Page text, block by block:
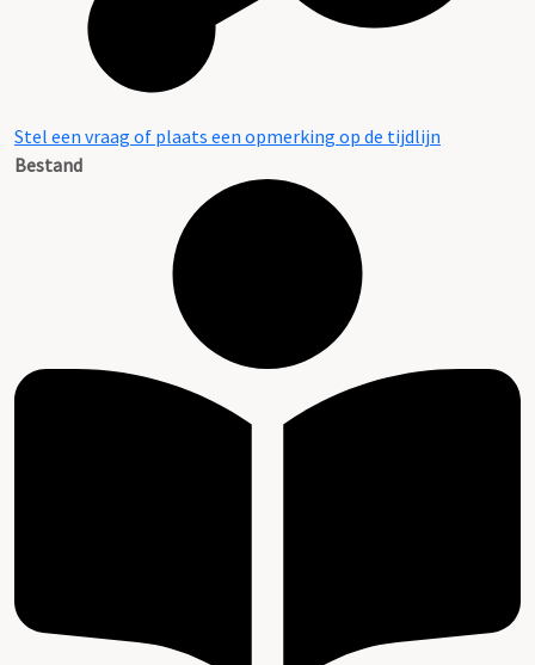
Stel een vraag of plaats een opmerking op de tijdlijn
Bestand